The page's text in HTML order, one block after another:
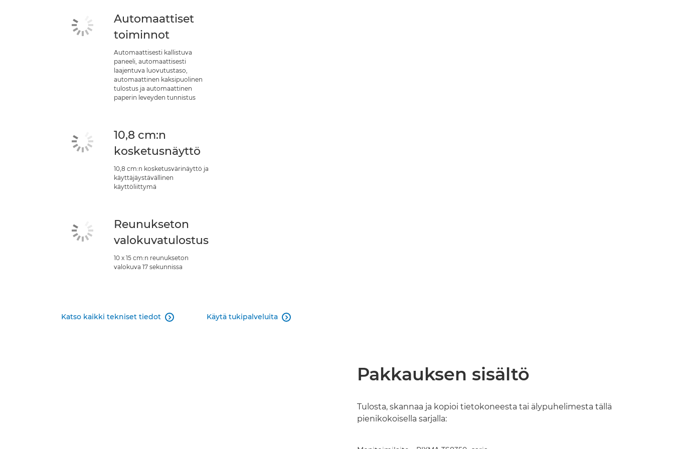
Automaattiset
toiminnot
Automaattisesti kallistuva
paneeli, automaattisesti
laajentuva luovutustaso,
automaattinen kaksipuolinen
tulostus ja automaattinen
paperin leveyden tunnistus
10,8 cm:n
kosketusnäyttö
10,8 cm:n kosketusvärinäyttö ja
käyttäjäystävällinen
käyttöliittymä
Reunukseton
valokuvatulostus
10 x 15 cm:n reunukseton
valokuva 17 sekunnissa
Katso kaikki tekniset tiedot  Käytä tukipalveluita 
Pakkauksen sisältö
Tulosta, skannaa ja kopioi tietokoneesta tai älypuhelimesta tällä
pienikokoisella sarjalla: